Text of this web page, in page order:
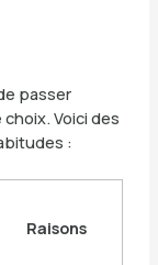
passer
Voici des
:
Raisons